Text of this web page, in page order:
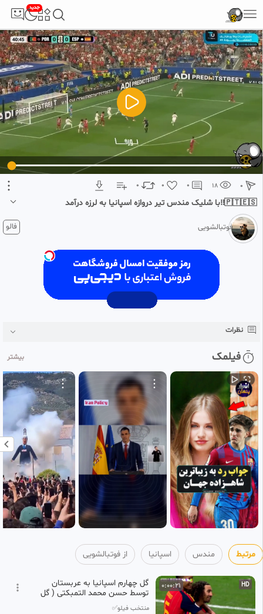
جدید
تبلیغ 1 از 2
0 0 0 18 0
🇵🇹🇪🇸‼️با شلیک مندس تیر دروازه اسپانیا به لرزه درآمد
🇵🇹🇪🇸‼️با شلیک مندس
تیر دروازه اسپانیا به‌لرزه درآمد
توپی که گل نشد
فوتبالشویی فالو
نظرات
فیلمک بیشتر
مرتبط مندس اسپانیا از فوتبالشویی
HD
0:00:21
گل چهارم اسپانیا به عربستان
توسط حسن محمد التمبکتی ( گل
به خودی ۴۹)
منتخب فیلو✅